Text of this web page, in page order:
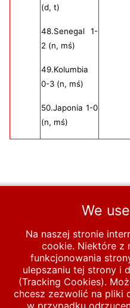
(d, t)
48.Senegal 1-
2 (n, mś)
49.Kolumbia
0-3 (n, mś)
50.Japonia 1-0
(n, mś)
Poprzednia strona:
Poprzednia
Start Statystyki
NAWAŁKA Adam (2013-
We
Na naszej stronie
cookie. Niektóre z
funkcjonowania
ulepszaniu tej strony i
(Tracking Cookies).
chcesz zezwolić na pliki
w przypadku